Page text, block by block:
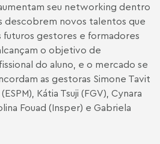
seu networking dentro
descobrem novos talentos que
futuros gestores e formadores
o objetivo de
do aluno, e o mercado se
as gestoras Simone Tavit
Kátia Tsuji (FGV), Cynara
Fouad (Insper) e Gabriela